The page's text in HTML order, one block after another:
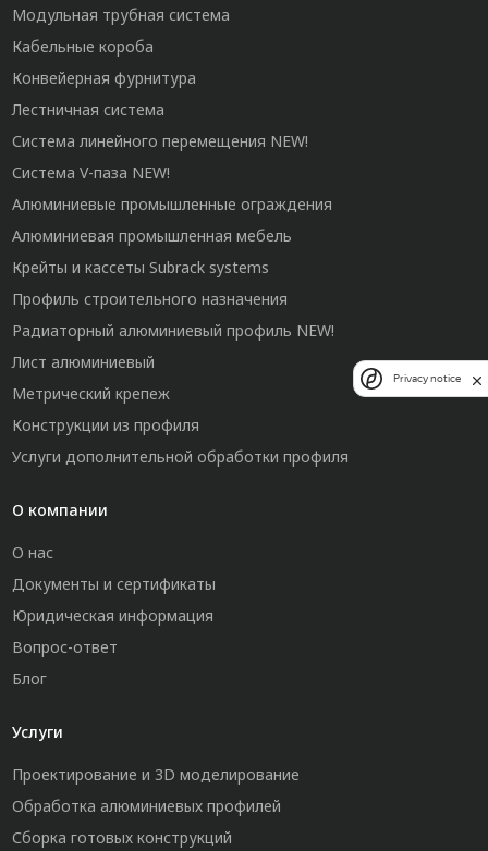
Модульная трубная система
Кабельные короба
Конвейерная фурнитура
Лестничная система
Система линейного перемещения NEW!
Система V-паза NEW!
Алюминиевые промышленные ограждения
Алюминиевая промышленная мебель
Крейты и кассеты Subrack systems
Профиль строительного назначения
Радиаторный алюминиевый профиль NEW!
Лист алюминиевый
Метрический крепеж
Конструкции из профиля
Услуги дополнительной обработки профиля
О компании
О нас
Документы и сертификаты
Юридическая информация
Вопрос-ответ
Блог
Услуги
Проектирование и 3D моделирование
Обработка алюминиевых профилей
Сборка готовых конструкций
Privacy notice